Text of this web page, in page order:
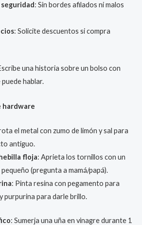
seguridad: Sin bordes afilados ni malos
: Solicite descuentos si compra
una historia sobre un bolso con
hablar.
hardware
el metal con zumo de limón y sal para
antiguo.
floja: Aprieta los tornillos con un
(pregunta a mamá/papá).
: Pinta resina con pegamento para
purpurina para darle brillo.
: Sumerja una uña en vinagre durante 1